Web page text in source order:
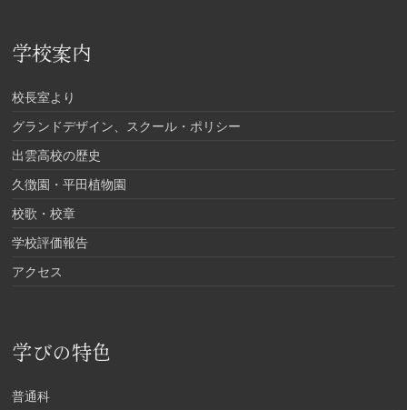
学校案内
校長室より
グランドデザイン、スクール・ポリシー
出雲高校の歴史
久徴園・平田植物園
校歌・校章
学校評価報告
アクセス
学びの特色
普通科